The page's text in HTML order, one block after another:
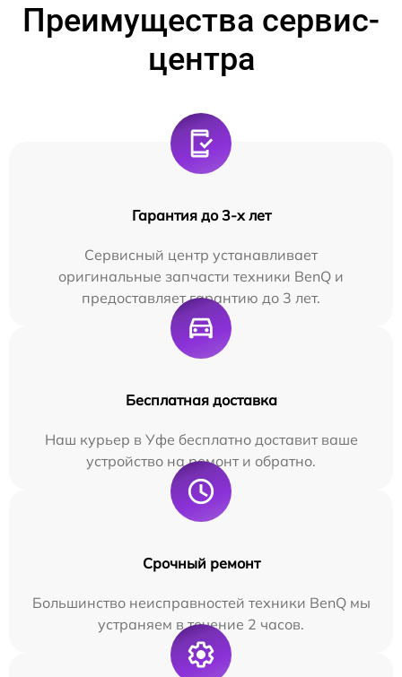
Преимущества сервис-
центра
Гарантия до 3-х лет
Сервисный центр устанавливает
оригинальные запчасти техники BenQ и
предоставляет гарантию до 3 лет.
Бесплатная доставка
Наш курьер в Уфе бесплатно доставит ваше
устройство на ремонт и обратно.
Срочный ремонт
Большинство неисправностей техники BenQ мы
устраняем в течение 2 часов.